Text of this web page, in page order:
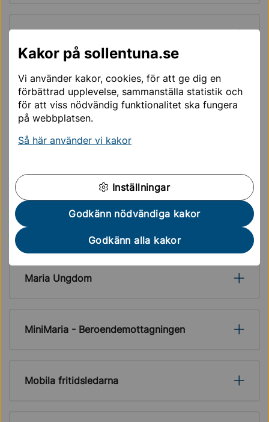
Kakor på sollentuna.se
Vi använder kakor, cookies, för att ge dig en
förbättrad upplevelse, sammanställa statistik och
för att viss nödvändig funktionalitet ska fungera
på webbplatsen.
Så här använder vi kakor
Inställningar
Godkänn nödvändiga kakor
Godkänn alla kakor
I-O
Indra queer, trans & tjejjour
Insatser barn och unga 16-29 år
Kommungemensamma verksamheter
Maria Ungdom
MiniMaria - Beroendemottagningen
Mobila fritidsledarna